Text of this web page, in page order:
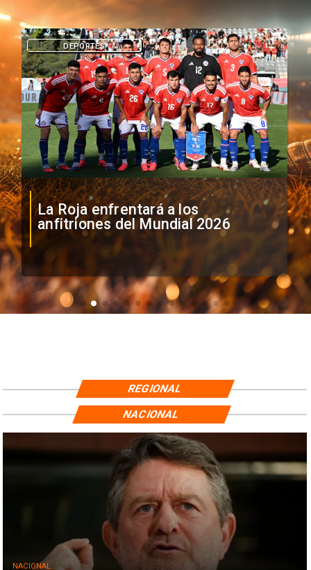
La Roja enfrentará a los
anfitriones del Mundial 2026
DEPORTES
REGIONAL
NACIONAL
NACIONAL